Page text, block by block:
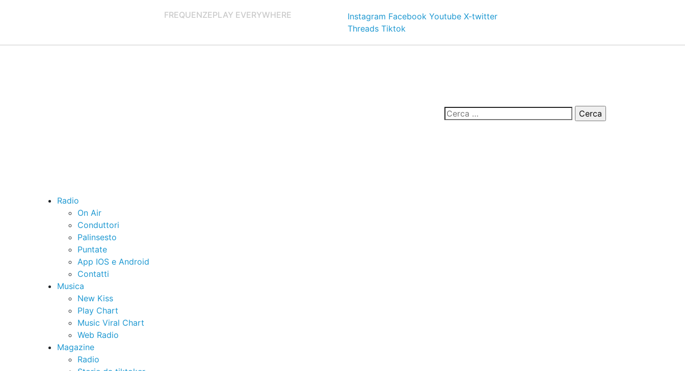
FREQUENZEPLAY EVERYWHERE Instagram Facebook Youtube X-twitter
Threads Tiktok
Radio
On Air
Conduttori
Palinsesto
Puntate
App IOS e Android
Contatti
Musica
New Kiss
Play Chart
Music Viral Chart
Web Radio
Magazine
Radio